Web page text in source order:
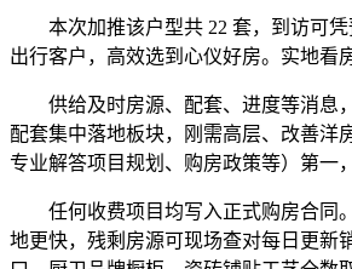
本次加推该户型共 22 套，到访可凭
出行客户，高效选到心仪好房。实地看
供给及时房源、配套、进度等消息，
配套集中落地板块，刚需高层、改善洋
专业解答项目规划、购房政策等）第一
任何收费项目均写入正式购房合同。
地更快，残剩房源可现场查对每日更新